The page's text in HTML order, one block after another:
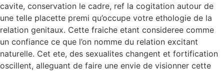
cavite, conservation le cadre, ref la cogitation autour de
une telle placette premi qu’occupe votre ethologie de la
relation genitaux. Cette fraiche etant consideree comme
un confiance ce que l’on nomme du relation excitant
naturelle. Cet ete, des sexualites changent et fortification
oscillent, alleguant de faire une envie de visionner cette